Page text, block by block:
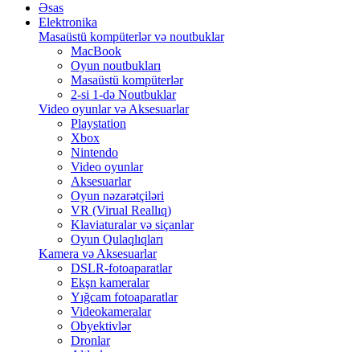
Əsas
Elektronika
Masaüstü kompüterlər və noutbuklar
MacBook
Oyun noutbukları
Masaüstü kompüterlər
2-si 1-də Noutbuklar
Video oyunlar və Aksesuarlar
Playstation
Xbox
Nintendo
Video oyunlar
Aksesuarlar
Oyun nəzarətçiləri
VR (Virual Reallıq)
Klaviaturalar və siçanlar
Oyun Qulaqlıqları
Kamera və Aksesuarlar
DSLR-fotoaparatlar
Ekşn kameralar
Yığcam fotoaparatlar
Videokameralar
Obyektivlər
Dronlar